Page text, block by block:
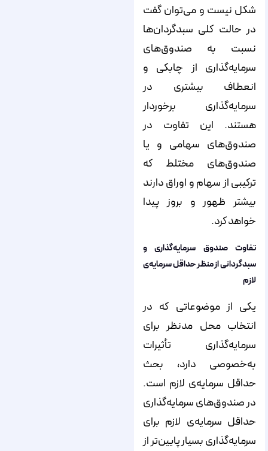
شکل نیست و می‌توان گفت
در حالت کلی سبدگردان‌ها
نسبت به صندوق‌های
سرمایه‌گذاری از چابکی و
انعطاف بیشتری در
سرمایه‌گذاری برخوردار
هستند. این تفاوت در
صندوق‌های سهامی و یا
صندوق‌های مختلط که
ترکیبی از سهام و اوراق دارند
بیشتر ظهور و بروز پیدا
خواهد کرد.
تفاوت صندوق سرمایه‌گذاری و
سبدگردانی از منظر حداقل سرمایه‌ی
لازم
یکی از موضوعاتی که در
انتخاب محل مدنظر برای
سرمایه‌گذاری تأثیرات
به‌خصوصی دارد، بحث
حداقل سرمایه‌ی لازم است.
در صندوق‌های سرمایه‌گذاری
حداقل سرمایه‌ی لازم برای
سرمایه‌گذاری بسیار پایین‌تر از